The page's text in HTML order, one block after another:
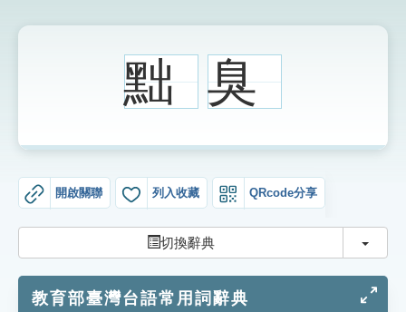
生字詞彙表
知識索引
圖
黜 臭
開啟關聯 列入收藏 QRcode分享
切換辭典 切換
教育部臺灣台語常用詞辭典